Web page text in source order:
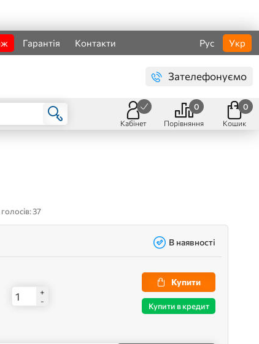
Гарантія Контакти Рус Укр
Зателефонуємо
Кабінет Порівняння
0
Кошик
0
37
В наявності
+
-
Купити
Купити в кредит